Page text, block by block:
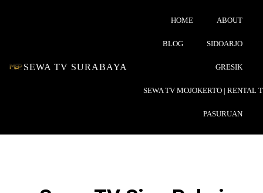
SEWA TV SURABAYA
HOME ABOUT
BLOG SIDOARJO
GRESIK
SEWA TV MOJOKERTO | RENTAL
PASURUAN